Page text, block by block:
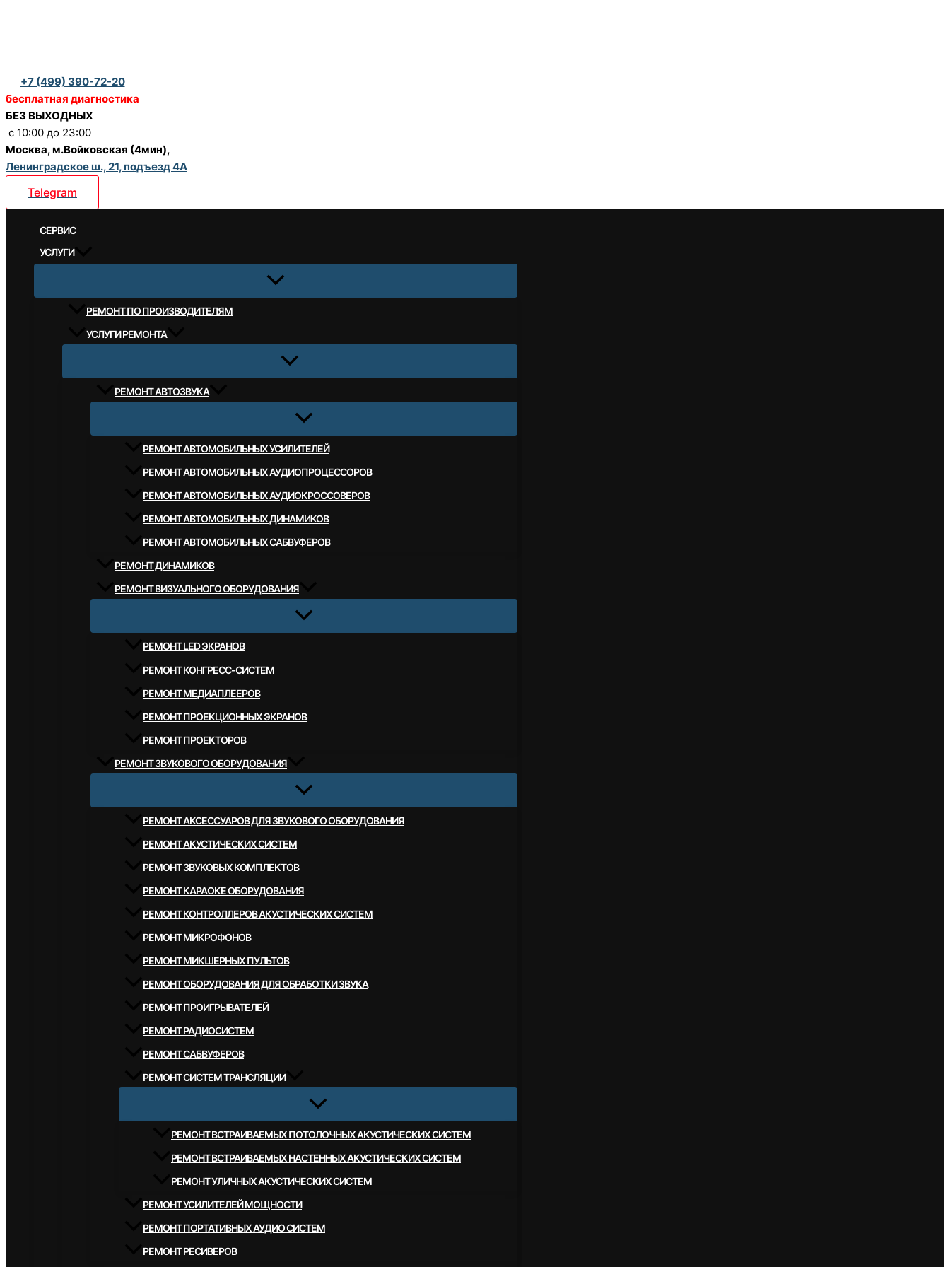
+7 (499) 390-72-20
бесплатная диагностика
БЕЗ ВЫХОДНЫХ
c 10:00 до 23:00
Москва, м.Войковская (4мин),
Ленинградское ш., 21, подъезд 4А
Telegram
CЕРВИС
УСЛУГИ
РЕМОНТ ПО ПРОИЗВОДИТЕЛЯМ
УСЛУГИ РЕМОНТА
РЕМОНТ АВТОЗВУКА
РЕМОНТ АВТОМОБИЛЬНЫХ УСИЛИТЕЛЕЙ
РЕМОНТ АВТОМОБИЛЬНЫХ АУДИОПРОЦЕССОРОВ
РЕМОНТ АВТОМОБИЛЬНЫХ АУДИОКРОССОВЕРОВ
РЕМОНТ АВТОМОБИЛЬНЫХ ДИНАМИКОВ
РЕМОНТ АВТОМОБИЛЬНЫХ САБВУФЕРОВ
РЕМОНТ ДИНАМИКОВ
РЕМОНТ ВИЗУАЛЬНОГО ОБОРУДОВАНИЯ
РЕМОНТ LED ЭКРАНОВ
РЕМОНТ КОНГРЕСС-СИСТЕМ
РЕМОНТ МЕДИАПЛЕЕРОВ
РЕМОНТ ПРОЕКЦИОННЫХ ЭКРАНОВ
РЕМОНТ ПРОЕКТОРОВ
РЕМОНТ ЗВУКОВОГО ОБОРУДОВАНИЯ
РЕМОНТ АКСЕССУАРОВ ДЛЯ ЗВУКОВОГО ОБОРУДОВАНИЯ
РЕМОНТ АКУСТИЧЕСКИХ СИСТЕМ
РЕМОНТ ЗВУКОВЫХ КОМПЛЕКТОВ
РЕМОНТ КАРАОКЕ ОБОРУДОВАНИЯ
РЕМОНТ КОНТРОЛЛЕРОВ АКУСТИЧЕСКИХ СИСТЕМ
РЕМОНТ МИКРОФОНОВ
РЕМОНТ МИКШЕРНЫХ ПУЛЬТОВ
РЕМОНТ ОБОРУДОВАНИЯ ДЛЯ ОБРАБОТКИ ЗВУКА
РЕМОНТ ПРОИГРЫВАТЕЛЕЙ
РЕМОНТ РАДИОСИСТЕМ
РЕМОНТ САБВУФЕРОВ
РЕМОНТ СИСТЕМ ТРАНСЛЯЦИИ
РЕМОНТ ВСТРАИВАЕМЫХ ПОТОЛОЧНЫХ АКУСТИЧЕСКИХ СИСТЕМ
РЕМОНТ ВСТРАИВАЕМЫХ НАСТЕННЫХ АКУСТИЧЕСКИХ СИСТЕМ
РЕМОНТ УЛИЧНЫХ АКУСТИЧЕСКИХ СИСТЕМ
РЕМОНТ УСИЛИТЕЛЕЙ МОЩНОСТИ
РЕМОНТ ПОРТАТИВНЫХ АУДИО СИСТЕМ
РЕМОНТ РЕСИВЕРОВ